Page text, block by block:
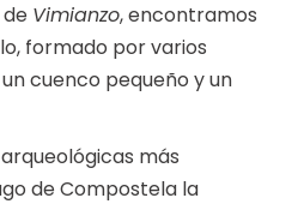
de Vimianzo, encontramos
formado por varios
cuenco pequeño y un
más
de Compostela la